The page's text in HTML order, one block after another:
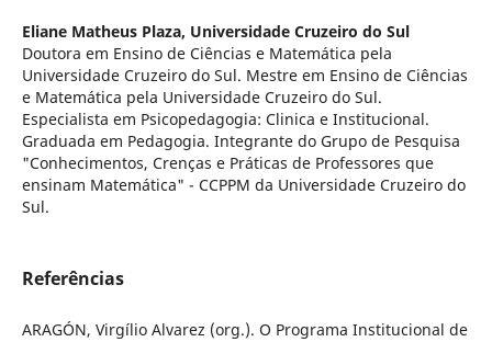
Eliane Matheus Plaza, Universidade Cruzeiro do Sul
Doutora em Ensino de Ciências e Matemática pela
Universidade Cruzeiro do Sul. Mestre em Ensino de Ciências
e Matemática pela Universidade Cruzeiro do Sul.
Especialista em Psicopedagogia: Clinica e Institucional.
Graduada em Pedagogia. Integrante do Grupo de Pesquisa
"Conhecimentos, Crenças e Práticas de Professores que
ensinam Matemática" - CCPPM da Universidade Cruzeiro do
Sul.
Referências
ARAGÓN, Virgílio Alvarez (org.). O Programa Institucional de